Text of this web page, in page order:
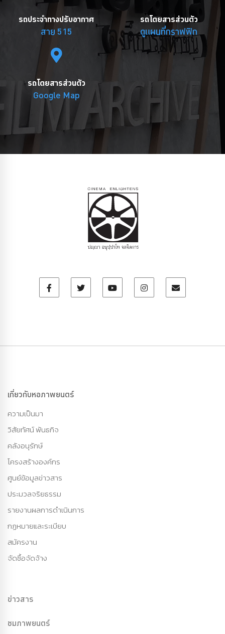
รถประจำทางปรับอากาศ
สาย 515
รถโดยสารส่วนตัว
ดูแผนที่กราฟฟิก
รถโดยสารส่วนตัว
Google Map
เกี่ยวกับหอภาพยนตร์
ความเป็นมา
วิสัยทัศน์ พันธกิจ
คลังอนุรักษ์
โครงสร้างองค์กร
ศูนย์ข้อมูลข่าวสาร
ประมวลจริยธรรม
รายงานผลการดำเนินการ
กฏหมายและระเบียบ
สมัครงาน
จัดซื้อจัดจ้าง
ข่าวสาร
ชมภาพยนตร์